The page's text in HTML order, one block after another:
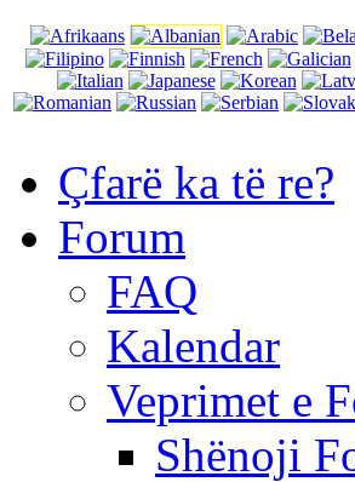
Çfarë ka të re?
Forum
FAQ
Kalendar
Veprimet e
Shënoji